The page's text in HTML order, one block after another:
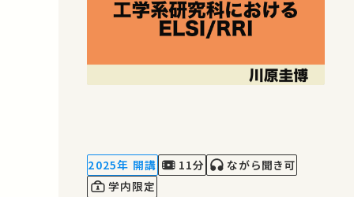
2025年 開講 11分
ながら聞き可
学内限定